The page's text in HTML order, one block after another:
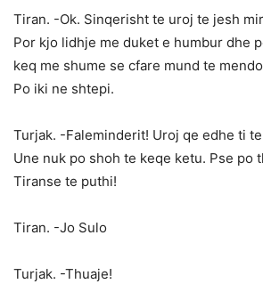
Tiran. -Ok. Sinqerisht te uroj te jesh
Por kjo lidhje me duket e humbur dhe
keq me shume se cfare mund te
Po iki ne shtepi.
Turjak. -Faleminderit! Uroj qe edhe ti
Une nuk po shoh te keqe ketu. Pse po
Tiranse te puthi!
Tiran. -Jo Sulo
Turjak. -Thuaje!